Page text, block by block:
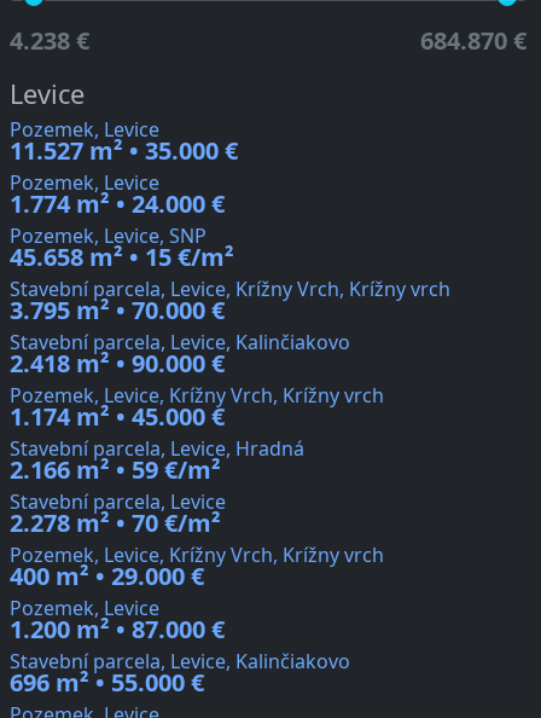
4.238 € 684.870 €
Levice
Pozemek, Levice
11.527 m² • 35.000 €
Pozemek, Levice
1.774 m² • 24.000 €
Pozemek, Levice, SNP
45.658 m² • 15 €/m²
Stavební parcela, Levice, Krížny Vrch, Krížny vrch
3.795 m² • 70.000 €
Stavební parcela, Levice, Kalinčiakovo
2.418 m² • 90.000 €
Pozemek, Levice, Krížny Vrch, Krížny vrch
1.174 m² • 45.000 €
Stavební parcela, Levice, Hradná
2.166 m² • 59 €/m²
Stavební parcela, Levice
2.278 m² • 70 €/m²
Pozemek, Levice, Krížny Vrch, Krížny vrch
400 m² • 29.000 €
Pozemek, Levice
1.200 m² • 87.000 €
Stavební parcela, Levice, Kalinčiakovo
696 m² • 55.000 €